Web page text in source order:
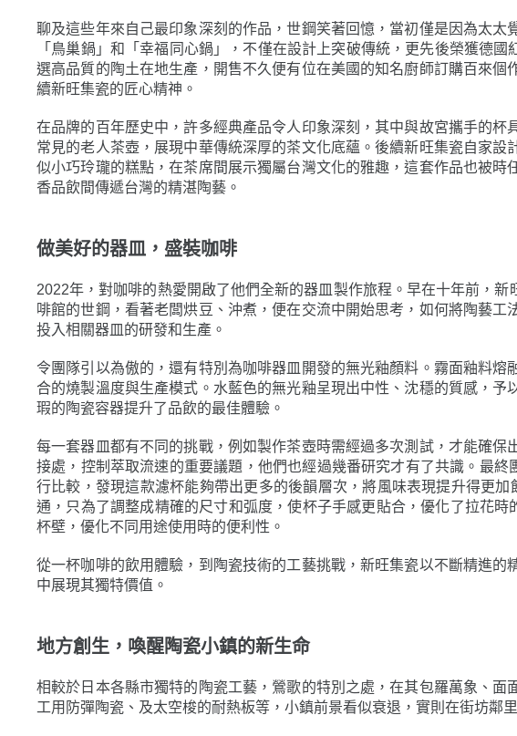
聊及這些年來自己最印象深刻的作品，世鋼笑著回憶，當初僅是因為太
「鳥巢鍋」和「幸福同心鍋」，不僅在設計上突破傳統，更先後榮獲德
選高品質的陶土在地生產，開售不久便有位在美國的知名廚師訂購百來
續新旺集瓷的匠心精神。
在品牌的百年歷史中，許多經典產品令人印象深刻，其中與故宮攜手的
常見的老人茶壺，展現中華傳統深厚的茶文化底蘊。後續新旺集瓷自家
似小巧玲瓏的糕點，在茶席間展示獨屬台灣文化的雅趣，這套作品也被
香品飲間傳遞台灣的精湛陶藝。
做美好的器皿，盛裝咖啡
2022年，對咖啡的熱愛開啟了他們全新的器皿製作旅程。早在十年前，
啡館的世鋼，看著老闆烘豆、沖煮，便在交流中開始思考，如何將陶藝
投入相關器皿的研發和生產。
令團隊引以為傲的，還有特別為咖啡器皿開發的無光釉顏料。霧面釉料
合的燒製溫度與生產模式。水藍色的無光釉呈現出中性、沈穩的質感，
瑕的陶瓷容器提升了品飲的最佳體驗。
每一套器皿都有不同的挑戰，例如製作茶壺時需經過多次測試，才能確
接處，控制萃取流速的重要議題，他們也經過幾番研究才有了共識。最
行比較，發現這款濾杯能夠帶出更多的後韻層次，將風味表現提升得更
通，只為了調整成精確的尺寸和弧度，使杯子手感更貼合，優化了拉花
杯壁，優化不同用途使用時的便利性。
從一杯咖啡的飲用體驗，到陶瓷技術的工藝挑戰，新旺集瓷以不斷精進
中展現其獨特價值。
地方創生，喚醒陶瓷小鎮的新生命
相較於日本各縣市獨特的陶瓷工藝，鶯歌的特別之處，在其包羅萬象、
工用防彈陶瓷、及太空梭的耐熱板等，小鎮前景看似衰退，實則在街坊鄰